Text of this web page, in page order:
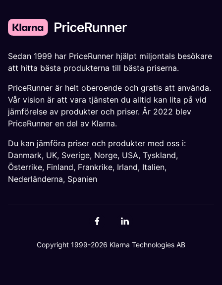
Sedan 1999 har PriceRunner hjälpt miljontals besökare
att hitta bästa produkterna till bästa priserna.
PriceRunner är helt oberoende och gratis att använda.
Vår vision är att vara tjänsten du alltid kan lita på vid
jämförelse av produkter och priser. År 2022 blev
PriceRunner en del av Klarna.
Du kan jämföra priser och produkter med oss i:
Danmark, UK, Sverige, Norge, USA, Tyskland,
Österrike, Finland, Frankrike, Irland, Italien,
Nederländerna, Spanien
Copyright 1999-2026 Klarna Technologies AB